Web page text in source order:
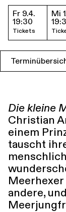
Fr 9.4.
19:30
Tickets
Mi
Die kleine
Christian
einem
tauscht
Meerhexer
andere,